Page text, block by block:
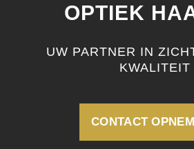
OPTIEK
UW PARTNER IN
KWALITEIT
CONTACT